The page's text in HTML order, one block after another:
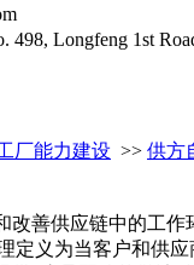
498, Longfeng 1st
厂能力建设 >> 供方
改善供应链中的工作
定义为当客户和供